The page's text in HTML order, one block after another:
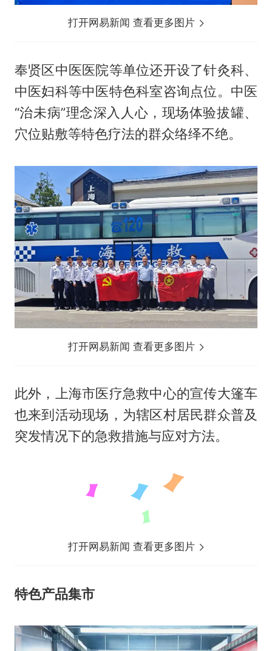
打开网易新闻 查看更多图片
奉贤区中医医院等单位还开设了针灸科、
中医妇科等中医特色科室咨询点位。中医
“治未病”理念深入人心，现场体验拔罐、
穴位贴敷等特色疗法的群众络绎不绝。
打开网易新闻 查看更多图片
此外，上海市医疗急救中心的宣传大篷车
也来到活动现场，为辖区村居民群众普及
突发情况下的急救措施与应对方法。
打开网易新闻 查看更多图片
特色产品集市